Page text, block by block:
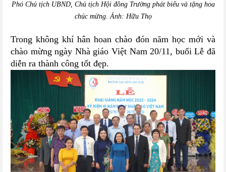
Phó Chủ tịch UBND, Chủ tịch Hội đồng Trường phát biểu và tặng hoa
chúc mừng. Ảnh: Hữu Thọ
Trong không khí hân hoan chào đón năm học mới và
chào mừng ngày Nhà giáo Việt Nam 20/11, buổi Lễ đã
diễn ra thành công tốt đẹp.